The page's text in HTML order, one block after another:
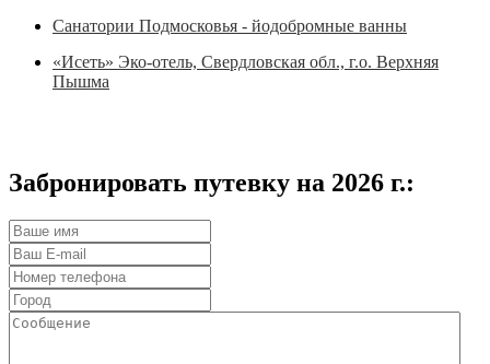
Санатории Подмосковья - йодобромные ванны
«Исеть» Эко-отель, Свердловская обл., г.о. Верхняя
Пышма
Забронировать путевку на 2026 г.: